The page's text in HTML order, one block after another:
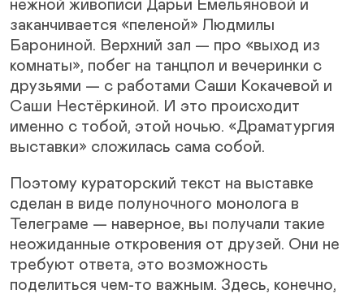
нежной живописи Дарьи Емельяновой и
заканчивается «пеленой» Людмилы
Барониной. Верхний зал — про «выход из
комнаты», побег на танцпол и вечеринки с
друзьями — с работами Саши Кокачевой и
Саши Нестёркиной. И это происходит
именно с тобой, этой ночью. «Драматургия
выставки» сложилась сама собой.
Поэтому кураторский текст на выставке
сделан в виде полуночного монолога в
Телеграме — наверное, вы получали такие
неожиданные откровения от друзей. Они не
требуют ответа, это возможность
поделиться чем-то важным. Здесь, конечно,